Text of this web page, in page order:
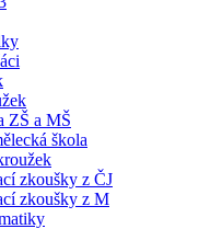
ZŠ a MŠ
škola
zkoušky z ČJ
zkoušky z M